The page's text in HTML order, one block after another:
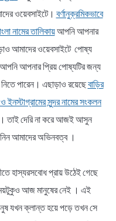
ওয়েবসাইটে। বর্ণানুক্রমিকভাবে
তালিকায়আপনি আপনার
আমাদের ওয়েবসাইটে পোষ্য
আপনি আপনার প্রিয় পোষ্যটির জন্য
নিতে পারেন। এছাড়াও রয়েছেবাড়ির
সুন্দর নামের সংকলন
তাই দেরি না করে আজই আসুন
আমাদের অভিনবত্ব ।
হাস্যরসবোধ প্রায় উঠেই গেছে
আজ মানুষের নেই । এই
যখন ক্লান্ত হয়ে পড়ে তখন সে